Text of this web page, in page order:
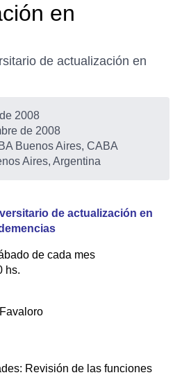
en
de actualización en
2008
de 2008
Buenos Aires, CABA
Aires, Argentina
de actualización en
de cada mes
hs.
Revisión de las funciones